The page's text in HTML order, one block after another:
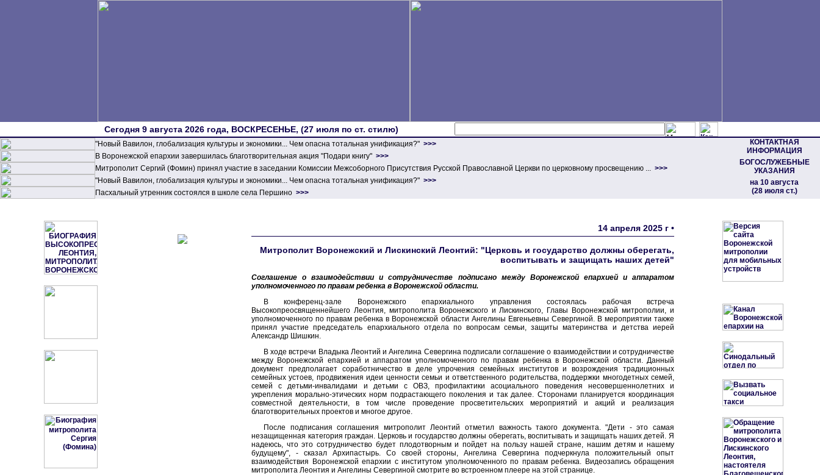
Сегодня 9 августа 2026 года, ВОСКРЕСЕНЬЕ, (27 июля по ст. стилю)
"Новый Вавилон, глобализация культуры и экономики... Чем опасна тотальная унификация?" >>>
КОНТАКТНАЯ
ИНФОРМАЦИЯ
БОГОСЛУЖЕБНЫЕ
УКАЗАНИЯ
на 10 августа
(28 июля ст.)
В Воронежской епархии завершилась благотворительная акция "Подари книгу" >>>
Митрополит Сергий (Фомин) принял участие в заседании Комиссии Межсоборного Присутствия Русской Православной Церкви по церковному просвещению ... >>>
"Новый Вавилон, глобализация культуры и экономики... Чем опасна тотальная унификация?" >>>
Пасхальный утренник состоялся в школе села Першино >>>
14 апреля 2025 г •
Митрополит Воронежский и Лискинский Леонтий: "Церковь и государство должны оберегать,
воспитывать и защищать наших детей"
Соглашение о взаимодействии и сотрудничестве подписано между Воронежской епархией и аппаратом
уполномоченного по правам ребенка в Воронежской области.
В конференц-зале Воронежского епархиального управления состоялась рабочая встреча
Высокопреосвященнейшего Леонтия, митрополита Воронежского и Лискинского, Главы Воронежской митрополии, и
уполномоченного по правам ребенка в Воронежской области Ангелины Евгеньевны Севергиной. В мероприятии также
принял участие председатель епархиального отдела по вопросам семьи, защиты материнства и детства иерей
Александр Шишкин.
В ходе встречи Владыка Леонтий и Ангелина Севергина подписали соглашение о взаимодействии и сотрудничестве
между Воронежской епархией и аппаратом уполномоченного по правам ребенка в Воронежской области. Данный
документ предполагает соработничество в деле упрочения семейных институтов и возрождения традиционных
семейных устоев, продвижения идеи ценности семьи и ответственного родительства, поддержки многодетных семей,
семей с детьми-инвалидами и детьми с ОВЗ, профилактики асоциального поведения несовершеннолетних и
укрепления морально-этических норм подрастающего поколения и так далее. Сторонами планируется координация
совместной деятельности, в том числе проведение просветительских мероприятий и акций и реализация
благотворительных проектов и многое другое.
После подписания соглашения митрополит Леонтий отметил важность такого документа. "Дети - это самая
незащищенная категория граждан. Церковь и государство должны оберегать, воспитывать и защищать наших детей. Я
надеюсь, что это сотрудничество будет плодотворным и пойдет на пользу нашей стране, нашим детям и нашему
будущему", - сказал Архипастырь. Со своей стороны, Ангелина Севергина подчеркнула положительный опыт
взаимодействия Воронежской епархии с институтом уполномоченного по правам ребенка. Видеозапись обращения
митрополита Леонтия и Ангелины Севергиной смотрите во встроенном плеере на этой странице.